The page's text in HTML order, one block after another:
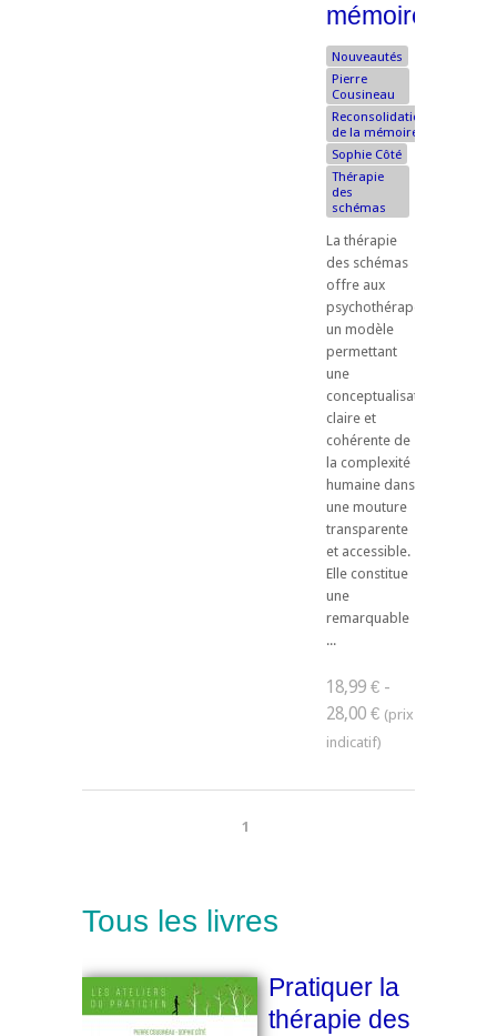
mémoire
Nouveautés
Pierre
Cousineau
Reconsolidation
de la mémoire
Sophie Côté
Thérapie
des
schémas
La thérapie
des schémas
offre aux
psychothérapeutes
un modèle
permettant
une
conceptualisation
claire et
cohérente de
la complexité
humaine dans
une mouture
transparente
et accessible.
Elle constitue
une
remarquable
...
18,99 € -
28,00 €
1
Tous les livres
Pratiquer la
thérapie des